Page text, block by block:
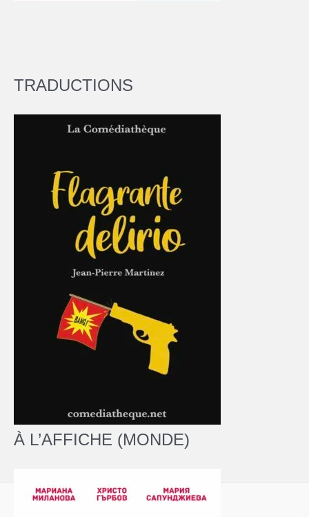
TRADUCTIONS
À L’AFFICHE (MONDE)